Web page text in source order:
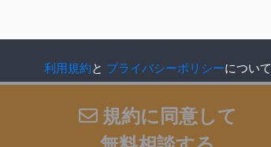
利用規約と プライバシーポリシーについて
規約に同意して